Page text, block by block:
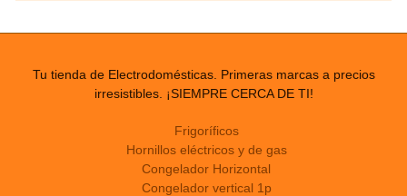
Tu tienda de Electrodomésticas. Primeras marcas a precios
irresistibles. ¡SIEMPRE CERCA DE TI!
Frigoríficos
Hornillos eléctricos y de gas
Congelador Horizontal
Congelador vertical 1p